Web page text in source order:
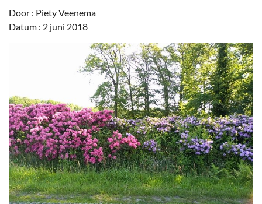
Welzijn & Maatschappij
Prikbord & Aanbiedingen
Plaats bericht
Door : Piety Veenema
Datum : 2 juni 2018